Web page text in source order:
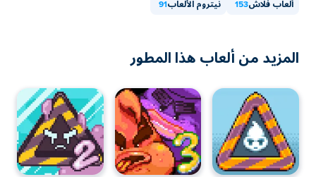
ألعاب فلاش153 نيتروم الألعاب 91
المزيد من ألعاب هذا المطور